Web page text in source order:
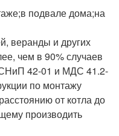
подвале дома;на
веранды и других
чем в 90% случаев
СНиП 42-01 и МДС 41.2-
по монтажу
от котла до
производить